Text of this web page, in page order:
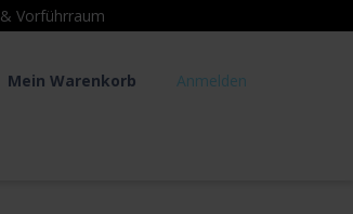
& Vorführraum
Mein Warenkorb Anmelden